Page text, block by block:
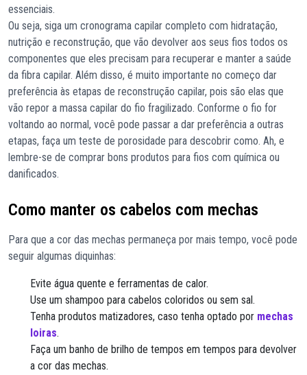
essenciais.
Ou seja, siga um cronograma capilar completo com hidratação,
nutrição e reconstrução, que vão devolver aos seus fios todos os
componentes que eles precisam para recuperar e manter a saúde
da fibra capilar. Além disso, é muito importante no começo dar
preferência às etapas de reconstrução capilar, pois são elas que
vão repor a massa capilar do fio fragilizado. Conforme o fio for
voltando ao normal, você pode passar a dar preferência a outras
etapas, faça um teste de porosidade para descobrir como. Ah, e
lembre-se de comprar bons produtos para fios com química ou
danificados.
Como manter os cabelos com mechas
Para que a cor das mechas permaneça por mais tempo, você pode
seguir algumas diquinhas:
Evite água quente e ferramentas de calor.
Use um shampoo para cabelos coloridos ou sem sal.
Tenha produtos matizadores, caso tenha optado por mechas
loiras.
Faça um banho de brilho de tempos em tempos para devolver
a cor das mechas.